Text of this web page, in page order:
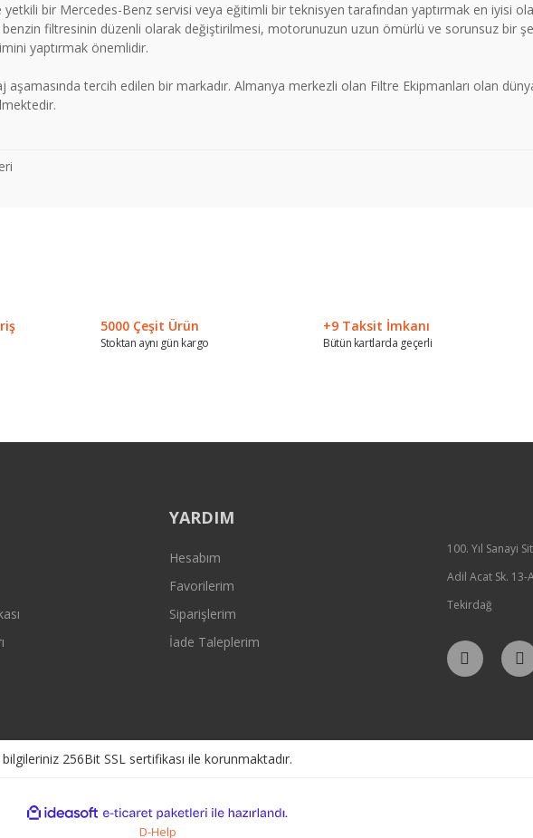
bir Mercedes-Benz servisi veya eğitimli bir teknisyen tarafından yaptırmak en iyisi
benzin filtresinin düzenli olarak değiştirilmesi, motorunuzun uzun ömürlü ve sorunsuz bir
yaptırmak önemlidir.
aşamasında tercih edilen bir markadır. Almanya merkezli olan Filtre Ekipmanları olan
Gönder
5000 Çeşit Ürün
Stoktan aynı gün kargo
+9 Taksit İmkanı
Bütün kartlarda geçerli
YARDIM
Hesabım
Favorilerim
Siparişlerim
İade Taleplerim
100. Yıl Sanayi
Adil Acat Sk. 13-
Tekirdağ
256Bit SSL sertifikası ile korunmaktadır.
D-Help
ideasoft
e-